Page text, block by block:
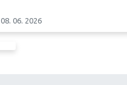
08. 06. 2026